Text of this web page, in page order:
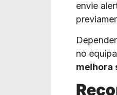
envie
no
melhora